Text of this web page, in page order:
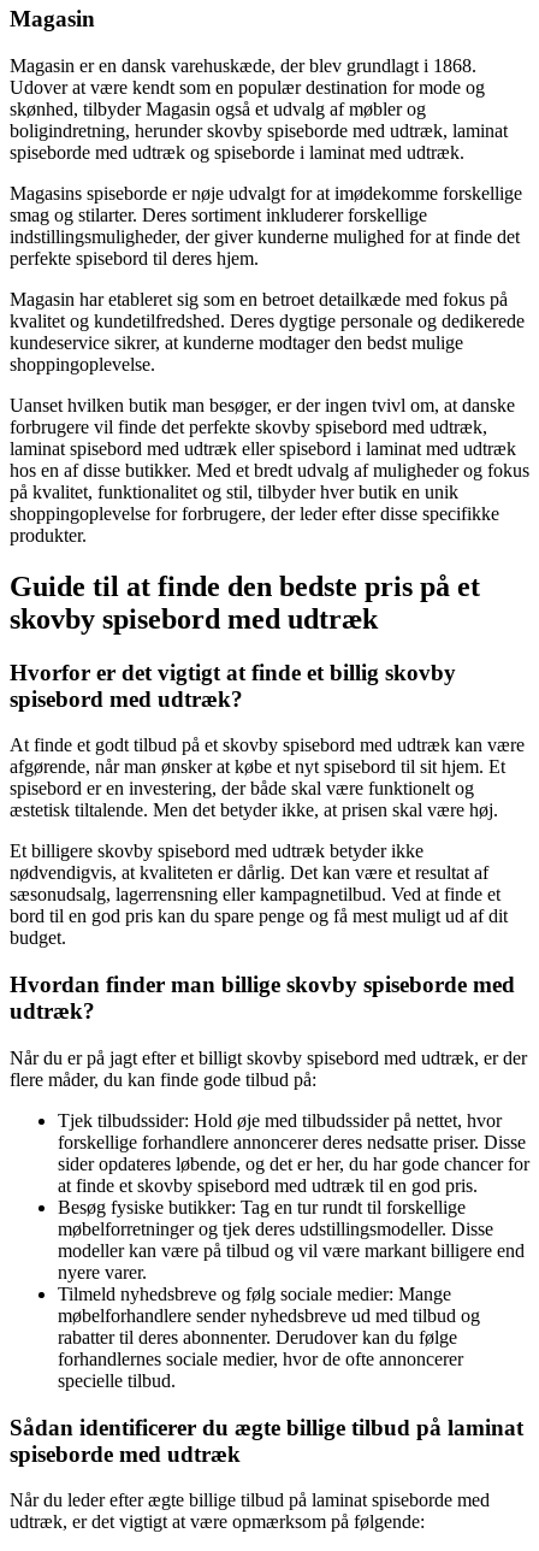
Magasin
Magasin er en dansk varehuskæde, der blev grundlagt i 1868.
Udover at være kendt som en populær destination for mode og
skønhed, tilbyder Magasin også et udvalg af møbler og
boligindretning, herunder skovby spiseborde med udtræk, laminat
spiseborde med udtræk og spiseborde i laminat med udtræk.
Magasins spiseborde er nøje udvalgt for at imødekomme forskellige
smag og stilarter. Deres sortiment inkluderer forskellige
indstillingsmuligheder, der giver kunderne mulighed for at finde det
perfekte spisebord til deres hjem.
Magasin har etableret sig som en betroet detailkæde med fokus på
kvalitet og kundetilfredshed. Deres dygtige personale og dedikerede
kundeservice sikrer, at kunderne modtager den bedst mulige
shoppingoplevelse.
Uanset hvilken butik man besøger, er der ingen tvivl om, at danske
forbrugere vil finde det perfekte skovby spisebord med udtræk,
laminat spisebord med udtræk eller spisebord i laminat med udtræk
hos en af disse butikker. Med et bredt udvalg af muligheder og fokus
på kvalitet, funktionalitet og stil, tilbyder hver butik en unik
shoppingoplevelse for forbrugere, der leder efter disse specifikke
produkter.
Guide til at finde den bedste pris på et
skovby spisebord med udtræk
Hvorfor er det vigtigt at finde et billig skovby
spisebord med udtræk?
At finde et godt tilbud på et skovby spisebord med udtræk kan være
afgørende, når man ønsker at købe et nyt spisebord til sit hjem. Et
spisebord er en investering, der både skal være funktionelt og
æstetisk tiltalende. Men det betyder ikke, at prisen skal være høj.
Et billigere skovby spisebord med udtræk betyder ikke
nødvendigvis, at kvaliteten er dårlig. Det kan være et resultat af
sæsonudsalg, lagerrensning eller kampagnetilbud. Ved at finde et
bord til en god pris kan du spare penge og få mest muligt ud af dit
budget.
Hvordan finder man billige skovby spiseborde med
udtræk?
Når du er på jagt efter et billigt skovby spisebord med udtræk, er der
flere måder, du kan finde gode tilbud på:
Tjek tilbudssider: Hold øje med tilbudssider på nettet, hvor
forskellige forhandlere annoncerer deres nedsatte priser. Disse
sider opdateres løbende, og det er her, du har gode chancer for
at finde et skovby spisebord med udtræk til en god pris.
Besøg fysiske butikker: Tag en tur rundt til forskellige
møbelforretninger og tjek deres udstillingsmodeller. Disse
modeller kan være på tilbud og vil være markant billigere end
nyere varer.
Tilmeld nyhedsbreve og følg sociale medier: Mange
møbelforhandlere sender nyhedsbreve ud med tilbud og
rabatter til deres abonnenter. Derudover kan du følge
forhandlernes sociale medier, hvor de ofte annoncerer
specielle tilbud.
Sådan identificerer du ægte billige tilbud på laminat
spiseborde med udtræk
Når du leder efter ægte billige tilbud på laminat spiseborde med
udtræk, er det vigtigt at være opmærksom på følgende: